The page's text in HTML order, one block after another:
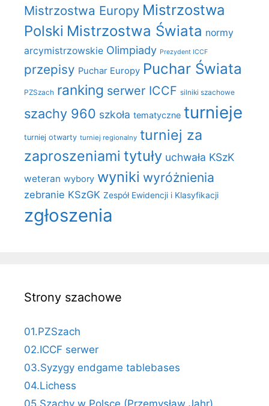
Mistrzostwa Europy Mistrzostwa
Polski Mistrzostwa Świata normy
arcymistrzowskie Olimpiady Prezydent ICCF
przepisy Puchar Europy Puchar Świata
PZSzach ranking serwer ICCF silniki szachowe
szachy 960 szkoła tematyczne turnieje
turniej otwarty turniej regionalny turniej za
zaproszeniami tytuły uchwała KSzK
weteran wybory wyniki wyróżnienia
zebranie KSzGK Zespół Ewidencji i Klasyfikacji
zgłoszenia
Strony szachowe
01.PZSzach
02.ICCF serwer
03.Syzygy endgame tablebases
04.Lichess
05.Szachy w Polsce (Przemysław Jahr)